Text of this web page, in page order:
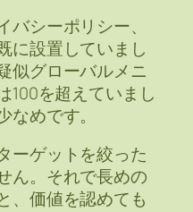
シーポリシー、
に設置していまし
似グローバルメニ
100を超えていまし
めです。
ーゲットを絞った
ん。それで長めの
、価値を認めても